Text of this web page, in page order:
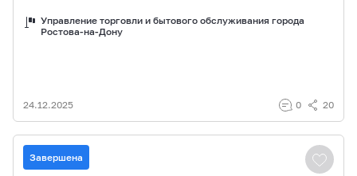
4) ООО «ДВОР ОБРАЗЦОВОГО СОДЕРЖАНИЯ», ГП «Новая
Управление торговли и бытового обслуживания города
Ростова-на-Дону
24.12.2025 0 20
Завершена